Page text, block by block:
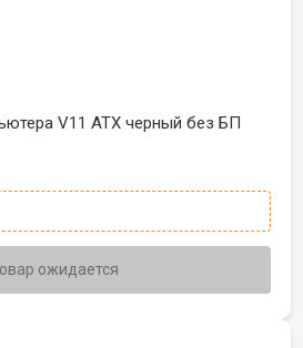
V11 ATX черный без БП
ожидается